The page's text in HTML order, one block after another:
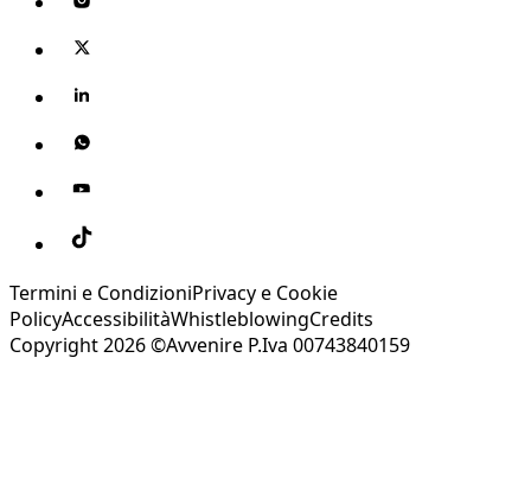
Termini e CondizioniPrivacy e Cookie
PolicyAccessibilitàWhistleblowingCredits
Copyright 2026 ©Avvenire P.Iva 00743840159